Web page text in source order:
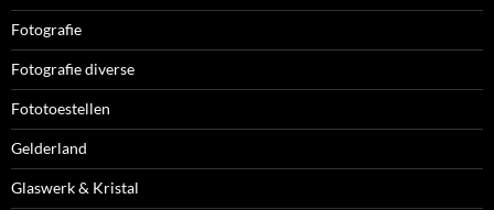
Fotografie
Fotografie diverse
Fototoestellen
Gelderland
Glaswerk & Kristal